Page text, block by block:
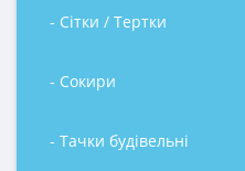
- Сітки / Тертки
- Сокири
- Тачки будівельні